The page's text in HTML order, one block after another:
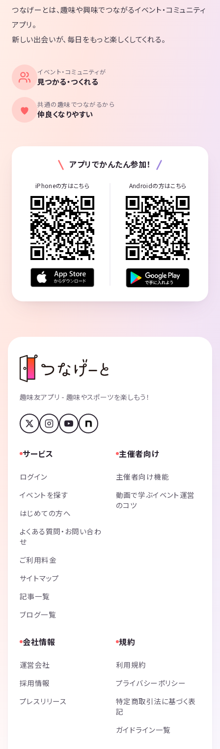
つなげーとは、趣味や興味でつながるイベント・コミュニティ
アプリ。
新しい出会いが、毎日をもっと楽しくしてくれる。
イベント・コミュニティが
見つかる・つくれる
共通の趣味でつながるから
仲良くなりやすい
アプリでかんたん参加！
iPhoneの方はこちら Androidの方はこちら
趣味友アプリ - 趣味やスポーツを楽しもう！
サービス
ログイン
イベントを探す
はじめての方へ
よくある質問・お問い合わ
せ
ご利用料金
サイトマップ
記事一覧
ブログ一覧
主催者向け
主催者向け機能
動画で学ぶイベント運営
のコツ
会社情報
運営会社
採用情報
プレスリリース
規約
利用規約
プライバシーポリシー
特定商取引法に基づく表
記
ガイドライン一覧